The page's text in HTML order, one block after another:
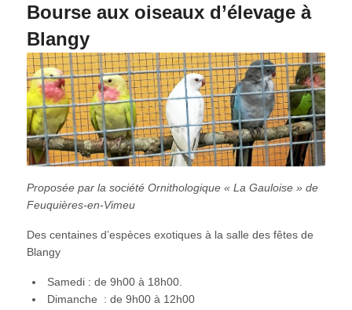
Bourse aux oiseaux d’élevage à
Blangy
Proposée par la société Ornithologique « La Gauloise » de
Feuquières-en-Vimeu
Des centaines d’espèces exotiques à la salle des fêtes de
Blangy
Samedi : de 9h00 à 18h00.
Dimanche : de 9h00 à 12h00